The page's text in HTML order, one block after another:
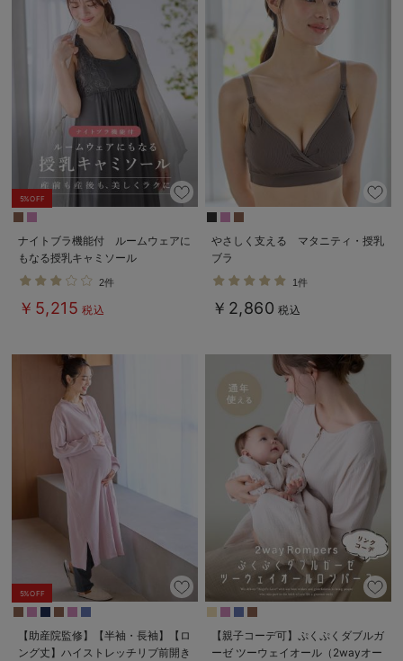
5%OFF
ナイトブラ機能付 ルームウェアに
もなる授乳キャミソール
2件
￥5,215 税込
やさしく支える マタニティ・授乳
ブラ
1件
￥2,860 税込
5%OFF
【助産院監修】【半袖・長袖】【ロ
ング丈】ハイストレッチリブ前開き
【親子コーデ可】ぷくぷくダブルガ
ーゼ ツーウェイオール（2wayオー